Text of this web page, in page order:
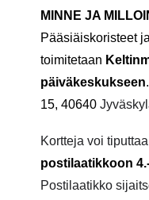
MINNE JA
Pääsiäiskoristeet
toimitetaan
päiväkeskukseen
15, 40640
Kortteja voi tiputtaa
postilaatikkoon
Postilaatikko